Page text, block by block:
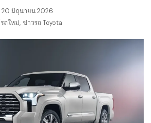
20 มิถุนายน 2026
ถใหม่, ข่าวรถ Toyota